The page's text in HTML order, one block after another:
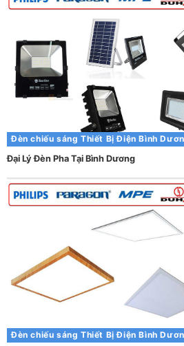
Đèn chiếu sáng Thiết Bị Điện Bình
Đại Lý Đèn Pha Tại Bình Dương
Đèn chiếu sáng Thiết Bị Điện Bình